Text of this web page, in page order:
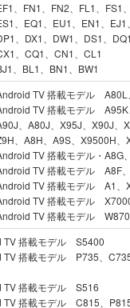
、FN1、FN2、FL1、FS1
、EQ1、EU1、EN1、
、DX1、DW1、DS1、
、CQ1、CN1、CL1
、BL1、BN1、BW1
TV 搭載モデル A80L
TV 搭載モデル
、A80J、X95J、X90J、
、A8H、A9S、X9500H
TV 搭載モデル・
TV 搭載モデル A8F
TV 搭載モデル A1
TV 搭載モデル
TV 搭載モデル
TV 搭載モデル S5400
TV 搭載モデル P735、
TV 搭載モデル S516
TV 搭載モデル C815、